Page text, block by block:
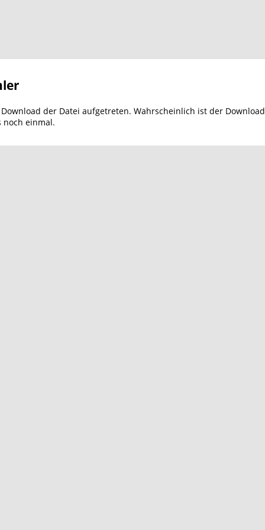
der Datei aufgetreten. Wahrscheinlich ist der
noch einmal.